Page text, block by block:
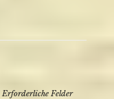
Erforderliche Felder